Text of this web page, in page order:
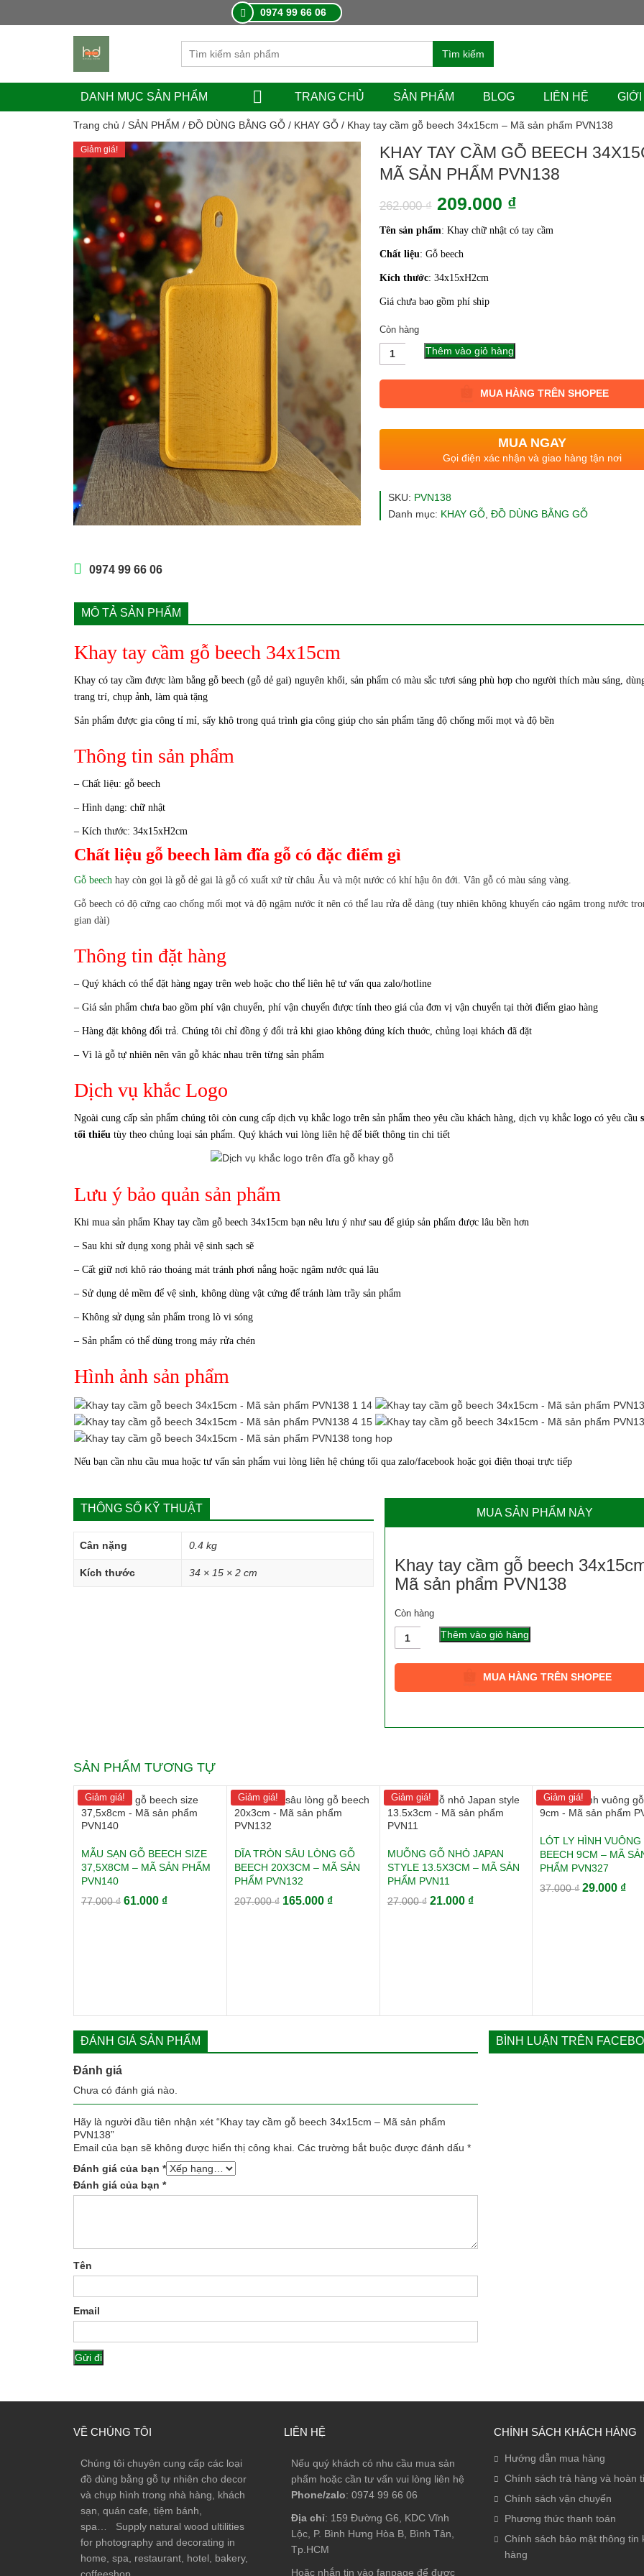
0974 99 66 06
Tìm kiếm
DANH MỤC SẢN PHẨM TRANG CHỦ SẢN PHẨM BLOG LIÊN HỆ
Trang chủ / SẢN PHẨM / ĐỒ DÙNG BẰNG GỖ / KHAY GỖ / Khay tay cầm gỗ beech 34x15cm – Mã sản phẩm PVN138
Giảm giá!
0974 99 66 06
KHAY TAY CẦM GỖ BEECH
MÃ SẢN PHẨM PVN138
262.000₫ Giá
gốc
là:
262.000 ₫.
209.000 ₫Giá
hiện
Tên sản phẩm: Khay chữ nhật có tay cầm
Chất liệu: Gỗ beech
Kích thước: 34x15xH2cm
Giá chưa bao gồm phí ship
Còn hàng
Số
Thêm vào giỏ hàng
MUA HÀNG TRÊN SHOPEE
MUA NGAY
Gọi điện xác nhận và giao hàng tận nơi
SKU: PVN138
Danh mục: KHAY GỖ, ĐỒ DÙNG BẰNG GỖ
MÔ TẢ SẢN PHẨM
Khay tay cầm gỗ beech 34x15cm
Khay có tay cầm được làm bằng gỗ beech (gỗ dẻ gai) nguyên khối, sản phẩm có màu sắc tươi sáng phù hợp cho người thích màu sáng,
trang trí, chụp ảnh, làm quà tặng
Sản phẩm được gia công tỉ mỉ, sấy khô trong quá trình gia công giúp cho sản phẩm tăng độ chống mối mọt và độ bền
Thông tin sản phẩm
– Chất liệu: gỗ beech
– Hình dạng: chữ nhật
– Kích thước: 34x15xH2cm
Chất liệu gỗ beech làm đĩa gỗ có đặc điểm gì
Gỗ beech hay còn gọi là gỗ dẻ gai là gỗ có xuất xứ từ châu Âu và một nước có khí hậu ôn đới. Vân gỗ có màu sáng vàng.
Gỗ beech có độ cứng cao chống mối mọt và độ ngậm nước ít nên có thể lau rửa dễ dàng (tuy nhiên không khuyến cáo ngâm trong nước
gian dài)
Thông tin đặt hàng
– Quý khách có thể đặt hàng ngay trên web hoặc cho thể liên hệ tư vấn qua zalo/hotline
– Giá sản phẩm chưa bao gồm phí vận chuyển, phí vận chuyển được tính theo giá của đơn vị vận chuyển tại thời điểm giao hàng
– Hàng đặt không đổi trả. Chúng tôi chỉ đồng ý đổi trả khi giao không đúng kích thuớc, chủng loại khách đã đặt
– Vì là gỗ tự nhiên nên vân gỗ khác nhau trên từng sản phẩm
Dịch vụ khắc Logo
Ngoài cung cấp sản phẩm chúng tôi còn cung cấp dịch vụ khắc logo trên sản phẩm theo yêu cầu khách hàng, dịch vụ khắc logo có yêu cầu
tối thiểu tùy theo chủng loại sản phẩm. Quý khách vui lòng liên hệ để biết thông tin chi tiết
Lưu ý bảo quản sản phẩm
Khi mua sản phẩm Khay tay cầm gỗ beech 34x15cm bạn nêu lưu ý như sau để giúp sản phẩm được lâu bền hơn
– Sau khi sử dụng xong phải vệ sinh sạch sẽ
– Cất giữ nơi khô ráo thoáng mát tránh phơi nắng hoặc ngâm nước quá lâu
– Sử dụng dẻ mềm để vệ sinh, không dùng vật cứng để tránh làm trầy sản phẩm
– Không sử dụng sản phẩm trong lò vi sóng
– Sản phẩm có thể dùng trong máy rửa chén
Hình ảnh sản phẩm
Nếu bạn cần nhu cầu mua hoặc tư vấn sản phẩm vui lòng liên hệ chúng tối qua zalo/facebook hoặc gọi điện thoại trực tiếp
THÔNG SỐ KỸ THUẬT
Cân nặng 0.4 kg
Kích thước 34 × 15 × 2 cm
MUA SẢN PHẨM NÀY
Khay tay cầm gỗ beech
Mã sản phẩm PVN138
Còn hàng
Số
lượng
Thêm vào giỏ hàng
MUA HÀNG TRÊN SHOPEE
SẢN PHẨM TƯƠNG TỰ
Giảm giá!
MẪU SẠN GỖ BEECH SIZE
37,5X8CM – MÃ SẢN PHẨM
PVN140
77.000₫ Giá
61.000 ₫Giá
Giảm giá!
DĨA TRÒN SÂU LÒNG GỖ
BEECH 20X3CM – MÃ SẢN
PHẨM PVN132
207.000₫ Giá
165.000 ₫Giá
Giảm giá!
MUỖNG GỖ NHỎ JAPAN
STYLE 13.5X3CM – MÃ SẢN
PHẨM PVN11
27.000₫ Giá
21.000 ₫Giá
Giảm giá!
LÓT LY HÌNH VUÔNG
BEECH 9CM – MÃ
PHẨM PVN327
37.000₫ Giá
29.000 ₫Giá
ĐÁNH GIÁ SẢN PHẨM
Đánh giá
Chưa có đánh giá nào.
Hãy là người đầu tiên nhận xét “Khay tay cầm gỗ beech 34x15cm – Mã sản phẩm
PVN138”
Email của bạn sẽ không được hiển thị công khai. Các trường bắt buộc được đánh dấu *
Đánh giá của bạn *
Đánh giá của bạn *
Tên
Email
BÌNH LUẬN TRÊN
VỀ CHÚNG TÔI
Chúng tôi chuyên cung cấp các loại
đồ dùng bằng gỗ tự nhiên cho decor
và chụp hình trong nhà hàng, khách
sạn, quán cafe, tiệm bánh,
spa… Supply natural wood ultilities
for photography and decorating in
home, spa, restaurant, hotel, bakery,
LIÊN HỆ
Nếu quý khách có nhu cầu mua sản
phẩm hoặc cần tư vấn vui lòng liên hệ
Phone/zalo: 0974 99 66 06
Địa chỉ: 159 Đường G6, KDC Vĩnh
Lộc, P. Bình Hưng Hòa B, Bình Tân,
Tp.HCM
Hoặc nhắn tin vào fanpage để được
CHÍNH SÁCH KHÁCH HÀNG
Hướng dẫn mua hàng
Chính sách trả hàng và hoàn
Chính sách vận chuyển
Phương thức thanh toán
Chính sách bảo mật thông tin
hàng